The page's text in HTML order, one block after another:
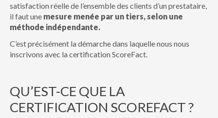
satisfaction réelle de l’ensemble des clients d’un prestataire,
il faut une mesure menée par un tiers, selon une
méthode indépendante.
C’est précisément la démarche dans laquelle nous nous
inscrivons avec la certification ScoreFact.
QU’EST-CE QUE LA
CERTIFICATION SCOREFACT ?